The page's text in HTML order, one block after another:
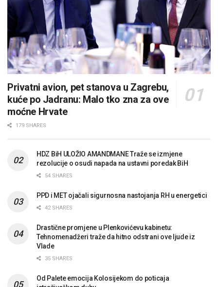
Privatni avion, pet stanova u Zagrebu,
kuće po Jadranu: Malo tko zna za ove
moćne Hrvate
179 SHARES
HDZ BiH ULOŽIO AMANDMANE Traže se izmjene
rezolucije o osudi napada na ustavni poredak BiH
54 SHARES
PPD i MET ojačali sigurnosna nastojanja RH u energetici
42 SHARES
Drastične promjene u Plenkovićevu kabinetu:
Tehnomenadžeri traže da hitno odstrani ove ljude iz
Vlade
35 SHARES
Od Palete emocija Kolosijekom do poticaja